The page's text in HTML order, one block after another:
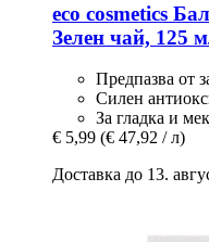
eco cosmetics
Зелен чай, 125
Предпазва от
Силен
За гладка и
€ 5,99 (€ 47,92 / л)
Доставка до 13.